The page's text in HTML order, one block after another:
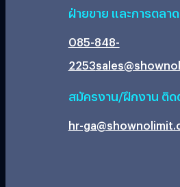
ฝ่ายขาย และการตลาด
085-848-
2253
สมัครงาน/ฝึกงาน ติด
hr-